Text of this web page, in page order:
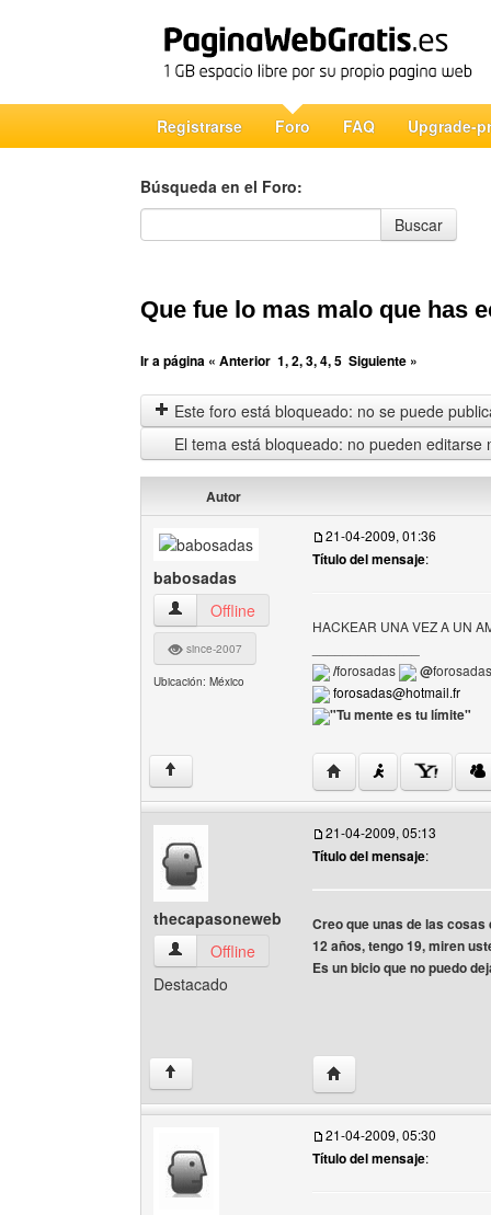
Registrarse Foro FAQ Upgrade-
Búsqueda en el Foro:
Búsqueda en el Foro
Buscar
Que fue lo mas malo que has
Ir a página « Anterior 1,2,3,4,5 Siguiente »
Este foro está bloqueado: no se puede
El tema está bloqueado: no pueden editarse
Autor
babosadas
babosadas Ver perfil del usuario
Offline
since-2007
Ubicación: México
21-04-2009, 01:36
Título del mensaje:
HACKEAR UNA VEZ A UN
/forosadas @forosadas
forosadas@hotmail.fr
"Tu mente es tu límite"
↑ Visitar sitio web del
thecapasoneweb
thecapasoneweb Ver perfil del usuario
Offline
Destacado
21-04-2009, 05:13
Título del mensaje:
Creo que unas de las
12 años, tengo 19, miren
Es un bicio que no puedo
↑ Visitar sitio web del
21-04-2009, 05:30
Título del mensaje: